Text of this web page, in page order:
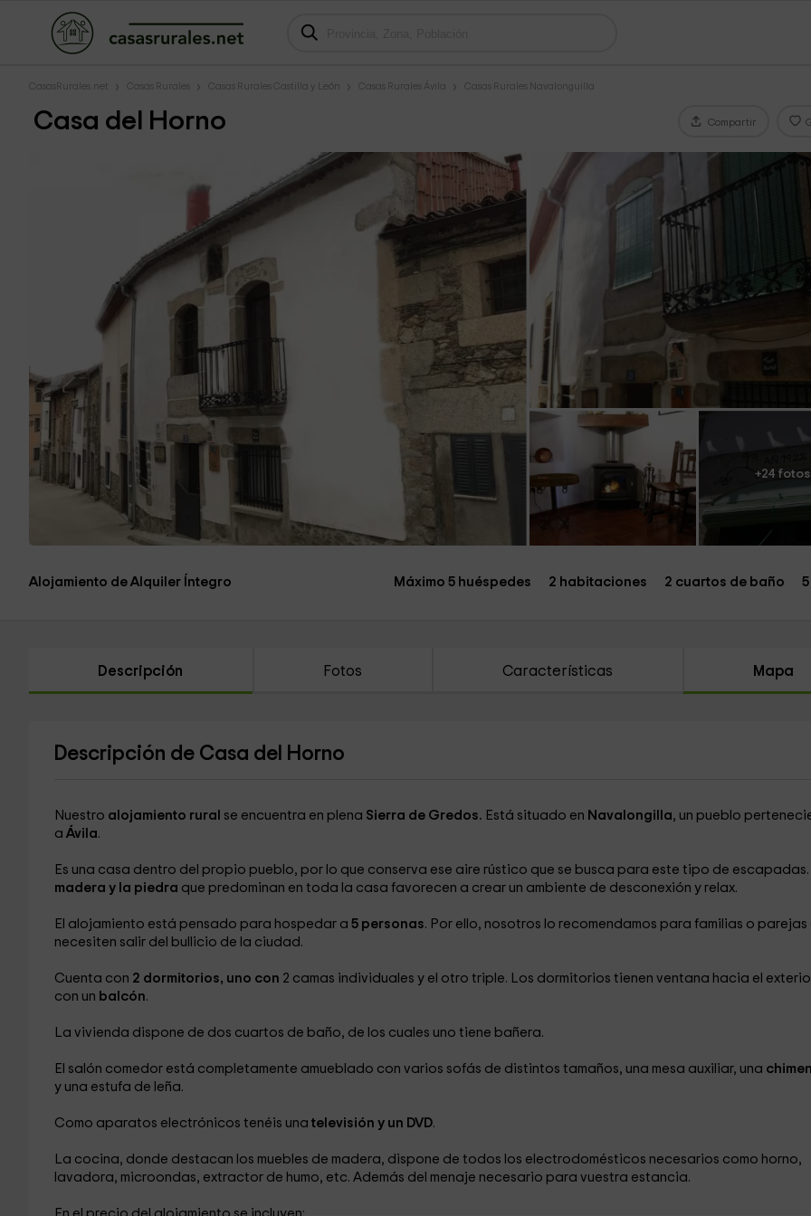
CasasRurales.net Casas Rurales Casas Rurales Castilla y León Casas Rurales Ávila Casas Rurales Navalonguilla
Casa del Horno Compartir
+24 fotos
Alojamiento de Alquiler Íntegro Máximo 5 huéspedes 2 habitaciones 2 cuartos de baño
Descripción Fotos Características Mapa
Descripción de Casa del Horno
Nuestro alojamiento rural se encuentra en plena Sierra de Gredos. Está situado en Navalongilla, un pueblo
a Ávila.
Es una casa dentro del propio pueblo, por lo que conserva ese aire rústico que se busca para este tipo de
madera y la piedra que predominan en toda la casa favorecen a crear un ambiente de desconexión y relax.
El alojamiento está pensado para hospedar a 5 personas. Por ello, nosotros lo recomendamos para familias o parejas
necesiten salir del bullicio de la ciudad.
Cuenta con 2 dormitorios, uno con 2 camas individuales y el otro triple. Los dormitorios tienen ventana hacia el
con un balcón.
La vivienda dispone de dos cuartos de baño, de los cuales uno tiene bañera.
El salón comedor está completamente amueblado con varios sofás de distintos tamaños, una mesa auxiliar, una
y una estufa de leña.
Como aparatos electrónicos tenéis una televisión y un DVD.
La cocina, donde destacan los muebles de madera, dispone de todos los electrodomésticos necesarios como horno,
lavadora, microondas, extractor de humo, etc. Además del menaje necesario para vuestra estancia.